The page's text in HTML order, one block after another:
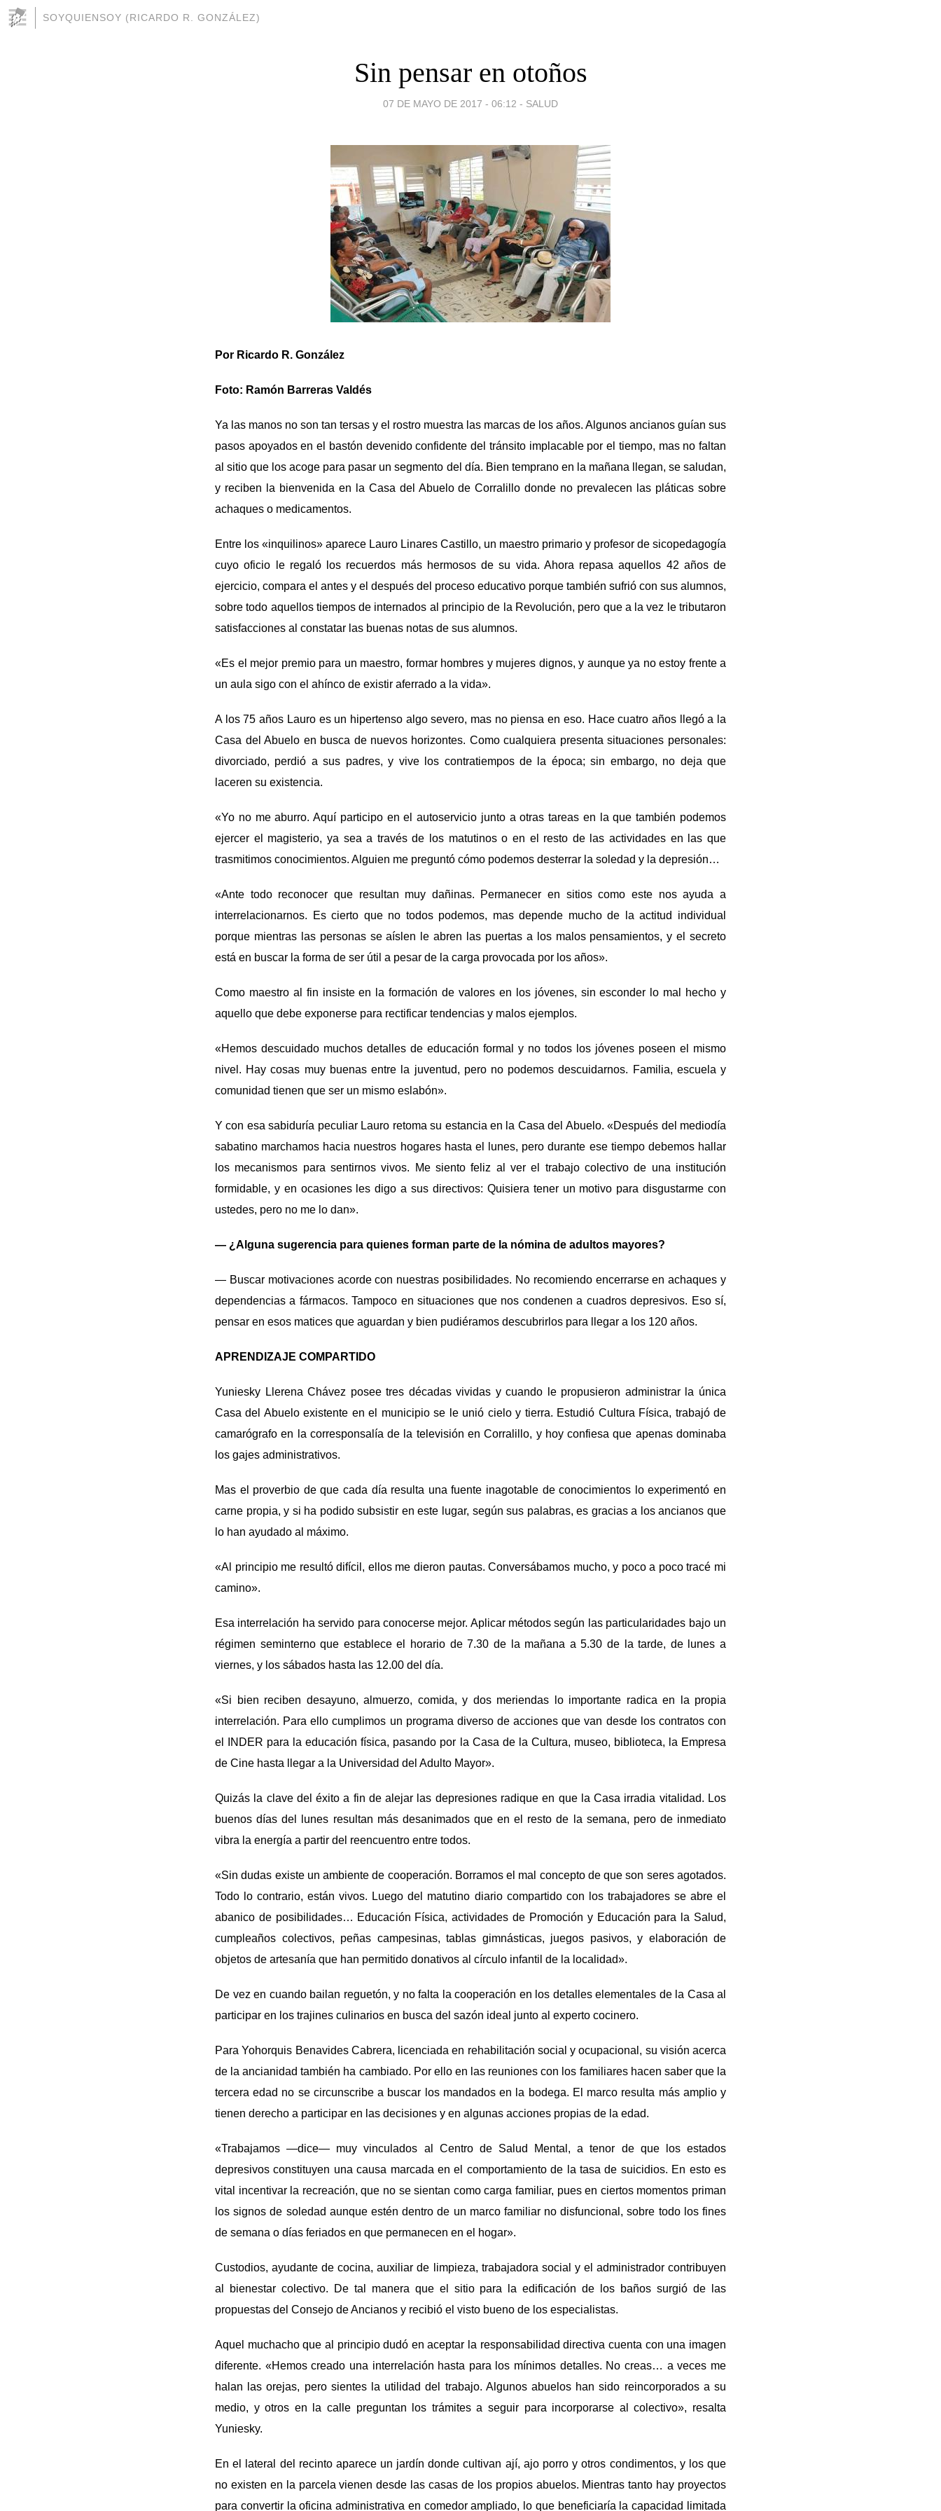
SOYQUIENSOY (RICARDO R. GONZÁLEZ)
Sin pensar en otoños
07 DE MAYO DE 2017 - 06:12 - SALUD
Por Ricardo R. González
Foto: Ramón Barreras Valdés
Ya las manos no son tan tersas y el rostro muestra las marcas de los años. Algunos ancianos guían sus
pasos apoyados en el bastón devenido confidente del tránsito implacable por el tiempo, mas no faltan
al sitio que los acoge para pasar un segmento del día. Bien temprano en la mañana llegan, se saludan,
y reciben la bienvenida en la Casa del Abuelo de Corralillo donde no prevalecen las pláticas sobre
achaques o medicamentos.
Entre los «inquilinos» aparece Lauro Linares Castillo, un maestro primario y profesor de sicopedagogía
cuyo oficio le regaló los recuerdos más hermosos de su vida. Ahora repasa aquellos 42 años de
ejercicio, compara el antes y el después del proceso educativo porque también sufrió con sus alumnos,
sobre todo aquellos tiempos de internados al principio de la Revolución, pero que a la vez le tributaron
satisfacciones al constatar las buenas notas de sus alumnos.
«Es el mejor premio para un maestro, formar hombres y mujeres dignos, y aunque ya no estoy frente a
un aula sigo con el ahínco de existir aferrado a la vida».
A los 75 años Lauro es un hipertenso algo severo, mas no piensa en eso. Hace cuatro años llegó a la
Casa del Abuelo en busca de nuevos horizontes. Como cualquiera presenta situaciones personales:
divorciado, perdió a sus padres, y vive los contratiempos de la época; sin embargo, no deja que
laceren su existencia.
«Yo no me aburro. Aquí participo en el autoservicio junto a otras tareas en la que también podemos
ejercer el magisterio, ya sea a través de los matutinos o en el resto de las actividades en las que
trasmitimos conocimientos. Alguien me preguntó cómo podemos desterrar la soledad y la depresión…
«Ante todo reconocer que resultan muy dañinas. Permanecer en sitios como este nos ayuda a
interrelacionarnos. Es cierto que no todos podemos, mas depende mucho de la actitud individual
porque mientras las personas se aíslen le abren las puertas a los malos pensamientos, y el secreto
está en buscar la forma de ser útil a pesar de la carga provocada por los años».
Como maestro al fin insiste en la formación de valores en los jóvenes, sin esconder lo mal hecho y
aquello que debe exponerse para rectificar tendencias y malos ejemplos.
«Hemos descuidado muchos detalles de educación formal y no todos los jóvenes poseen el mismo
nivel. Hay cosas muy buenas entre la juventud, pero no podemos descuidarnos. Familia, escuela y
comunidad tienen que ser un mismo eslabón».
Y con esa sabiduría peculiar Lauro retoma su estancia en la Casa del Abuelo. «Después del mediodía
sabatino marchamos hacia nuestros hogares hasta el lunes, pero durante ese tiempo debemos hallar
los mecanismos para sentirnos vivos. Me siento feliz al ver el trabajo colectivo de una institución
formidable, y en ocasiones les digo a sus directivos: Quisiera tener un motivo para disgustarme con
ustedes, pero no me lo dan».
— ¿Alguna sugerencia para quienes forman parte de la nómina de adultos mayores?
— Buscar motivaciones acorde con nuestras posibilidades. No recomiendo encerrarse en achaques y
dependencias a fármacos. Tampoco en situaciones que nos condenen a cuadros depresivos. Eso sí,
pensar en esos matices que aguardan y bien pudiéramos descubrirlos para llegar a los 120 años.
APRENDIZAJE COMPARTIDO
Yuniesky Llerena Chávez posee tres décadas vividas y cuando le propusieron administrar la única
Casa del Abuelo existente en el municipio se le unió cielo y tierra. Estudió Cultura Física, trabajó de
camarógrafo en la corresponsalía de la televisión en Corralillo, y hoy confiesa que apenas dominaba
los gajes administrativos.
Mas el proverbio de que cada día resulta una fuente inagotable de conocimientos lo experimentó en
carne propia, y si ha podido subsistir en este lugar, según sus palabras, es gracias a los ancianos que
lo han ayudado al máximo.
«Al principio me resultó difícil, ellos me dieron pautas. Conversábamos mucho, y poco a poco tracé mi
camino».
Esa interrelación ha servido para conocerse mejor. Aplicar métodos según las particularidades bajo un
régimen seminterno que establece el horario de 7.30 de la mañana a 5.30 de la tarde, de lunes a
viernes, y los sábados hasta las 12.00 del día.
«Si bien reciben desayuno, almuerzo, comida, y dos meriendas lo importante radica en la propia
interrelación. Para ello cumplimos un programa diverso de acciones que van desde los contratos con
el INDER para la educación física, pasando por la Casa de la Cultura, museo, biblioteca, la Empresa
de Cine hasta llegar a la Universidad del Adulto Mayor».
Quizás la clave del éxito a fin de alejar las depresiones radique en que la Casa irradia vitalidad. Los
buenos días del lunes resultan más desanimados que en el resto de la semana, pero de inmediato
vibra la energía a partir del reencuentro entre todos.
«Sin dudas existe un ambiente de cooperación. Borramos el mal concepto de que son seres agotados.
Todo lo contrario, están vivos. Luego del matutino diario compartido con los trabajadores se abre el
abanico de posibilidades… Educación Física, actividades de Promoción y Educación para la Salud,
cumpleaños colectivos, peñas campesinas, tablas gimnásticas, juegos pasivos, y elaboración de
objetos de artesanía que han permitido donativos al círculo infantil de la localidad».
De vez en cuando bailan reguetón, y no falta la cooperación en los detalles elementales de la Casa al
participar en los trajines culinarios en busca del sazón ideal junto al experto cocinero.
Para Yohorquis Benavides Cabrera, licenciada en rehabilitación social y ocupacional, su visión acerca
de la ancianidad también ha cambiado. Por ello en las reuniones con los familiares hacen saber que la
tercera edad no se circunscribe a buscar los mandados en la bodega. El marco resulta más amplio y
tienen derecho a participar en las decisiones y en algunas acciones propias de la edad.
«Trabajamos —dice— muy vinculados al Centro de Salud Mental, a tenor de que los estados
depresivos constituyen una causa marcada en el comportamiento de la tasa de suicidios. En esto es
vital incentivar la recreación, que no se sientan como carga familiar, pues en ciertos momentos priman
los signos de soledad aunque estén dentro de un marco familiar no disfuncional, sobre todo los fines
de semana o días feriados en que permanecen en el hogar».
Custodios, ayudante de cocina, auxiliar de limpieza, trabajadora social y el administrador contribuyen
al bienestar colectivo. De tal manera que el sitio para la edificación de los baños surgió de las
propuestas del Consejo de Ancianos y recibió el visto bueno de los especialistas.
Aquel muchacho que al principio dudó en aceptar la responsabilidad directiva cuenta con una imagen
diferente. «Hemos creado una interrelación hasta para los mínimos detalles. No creas… a veces me
halan las orejas, pero sientes la utilidad del trabajo. Algunos abuelos han sido reincorporados a su
medio, y otros en la calle preguntan los trámites a seguir para incorporarse al colectivo», resalta
Yuniesky.
En el lateral del recinto aparece un jardín donde cultivan ají, ajo porro y otros condimentos, y los que
no existen en la parcela vienen desde las casas de los propios abuelos. Mientras tanto hay proyectos
para convertir la oficina administrativa en comedor ampliado, lo que beneficiaría la capacidad limitada